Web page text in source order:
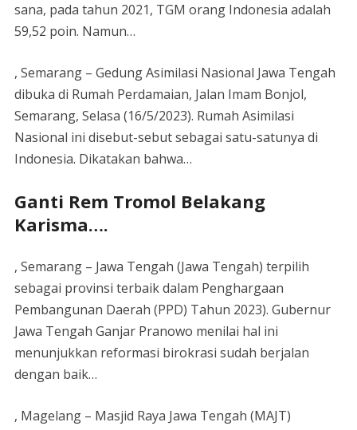
sana, pada tahun 2021, TGM orang Indonesia adalah
59,52 poin. Namun…
, Semarang – Gedung Asimilasi Nasional Jawa Tengah
dibuka di Rumah Perdamaian, Jalan Imam Bonjol,
Semarang, Selasa (16/5/2023). Rumah Asimilasi
Nasional ini disebut-sebut sebagai satu-satunya di
Indonesia. Dikatakan bahwa…
Ganti Rem Tromol Belakang
Karisma….
, Semarang – Jawa Tengah (Jawa Tengah) terpilih
sebagai provinsi terbaik dalam Penghargaan
Pembangunan Daerah (PPD) Tahun 2023). Gubernur
Jawa Tengah Ganjar Pranowo menilai hal ini
menunjukkan reformasi birokrasi sudah berjalan
dengan baik…
, Magelang – Masjid Raya Jawa Tengah (MAJT)